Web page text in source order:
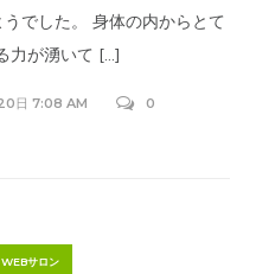
でした。 身体の内からとて
力が湧いて […]
日 7:08 AM 0
サロン